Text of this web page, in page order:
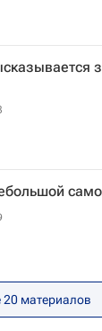
материалов